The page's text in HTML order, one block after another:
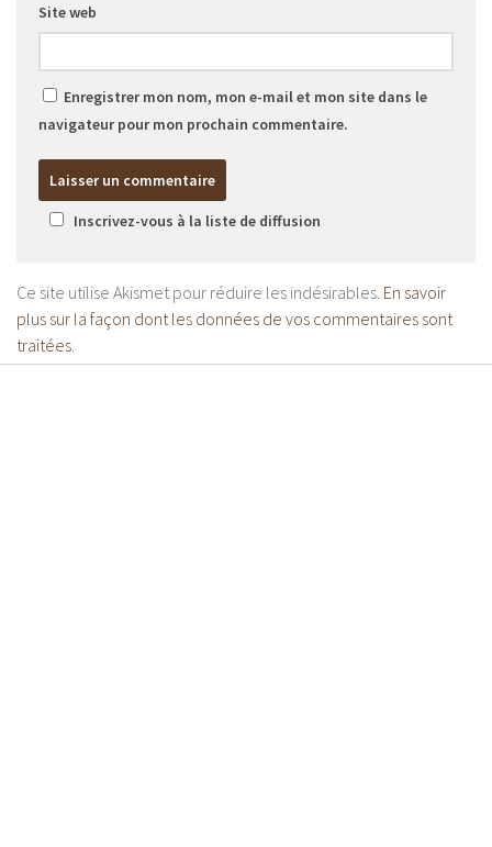
Site web
Enregistrer mon nom, mon e-mail et mon site dans le
navigateur pour mon prochain commentaire.
Inscrivez-vous à la liste de diffusion
Ce site utilise Akismet pour réduire les indésirables. En savoir
plus sur la façon dont les données de vos commentaires sont
traitées